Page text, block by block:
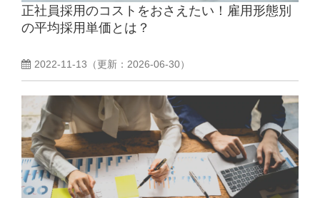
正社員採用のコストをおさえたい！雇用形態別
の平均採用単価とは？
2022-11-13 （更新： 2026-06-30）